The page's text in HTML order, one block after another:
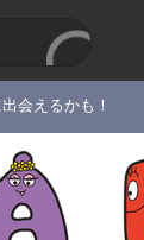
会えるかも！